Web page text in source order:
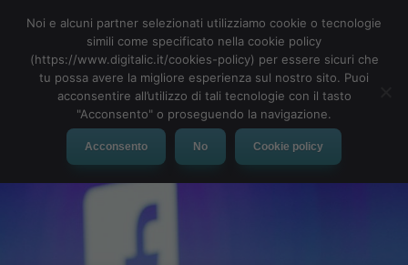
MENU
Noi e alcuni partner selezionati utilizziamo cookie o tecnologie
simili come specificato nella cookie policy
(https://www.digitalic.it/cookies-policy) per essere sicuri che
tu possa avere la migliore esperienza sul nostro sito. Puoi
acconsentire all’utilizzo di tali tecnologie con il tasto
"Acconsento" o proseguendo la navigazione.
Acconsento No Cookie policy